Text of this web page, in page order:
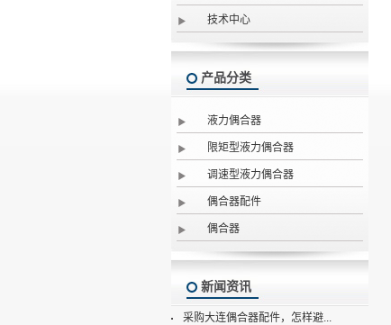
技术中心
产品分类
液力偶合器
限矩型液力偶合器
调速型液力偶合器
偶合器配件
偶合器
新闻资讯
采购大连偶合器配件，怎样避...